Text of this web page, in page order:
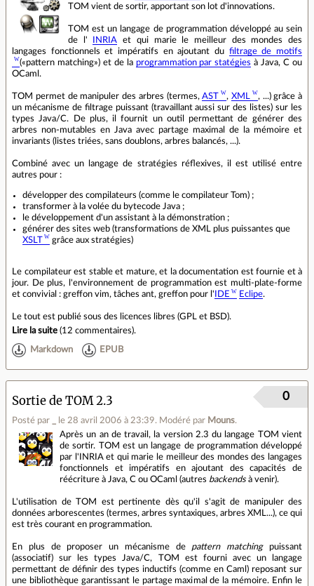
TOM vient de sortir, apportant son lot d'innovations.
TOM est un langage de programmation développé au sein
de l'
INRIA et qui marie le meilleur des mondes des
langages fonctionnels et impératifs en ajoutant du filtrage de motifs
(«pattern matching») et de la programmation par statégies à Java, C ou
OCaml.
TOM permet de manipuler des arbres (termes,AST , XML
, ...) grâce à
un mécanisme de filtrage puissant (travaillant aussi sur des listes) sur les
types Java/C. De plus, il fournit un outil permettant de générer des
arbres non-mutables en Java avec partage maximal de la mémoire et
invariants (listes triées, sans doublons, arbres balancés, ...).
Combiné avec un langage de stratégies réflexives, il est utilisé entre
autres pour :
développer des compilateurs (comme le compilateur Tom) ;
transformer à la volée du bytecode Java ;
le développement d'un assistant à la démonstration ;
générer des sites web (transformations de XML plus puissantes que
XSLT
grâce aux stratégies)
Le compilateur est stable et mature, et la documentation est fournie et à
jour. De plus, l'environnement de programmation est multi-plate-forme
et convivial : greffon vim, tâches ant, greffon pour l' IDE Eclipe.
Le tout est publié sous des licences libres (GPL et BSD).
Lire la suite (12 commentaires).
Markdown EPUB
Sortie de TOM 2.3
Posté par le 28 avril 2006 à 23:39. Modéré par Mouns.
0
Après un an de travail, la version 2.3 du langage TOM vient
de sortir. TOM est un langage de programmation développé
par l'INRIA et qui marie le meilleur des mondes des langages
fonctionnels et impératifs en ajoutant des capacités de
réécriture à Java, C ou OCaml (autres backendsà venir).
L'utilisation de TOM est pertinente dès qu'il s'agit de manipuler des
données arborescentes (termes, arbres syntaxiques, arbres XML...), ce qui
est très courant en programmation.
En plus de proposer un mécanisme de pattern matchingpuissant
(associatif) sur les types Java/C, TOM est fourni avec un langage
permettant de définir des types inductifs (comme en Caml) reposant sur
une bibliothèque garantissant le partage maximal de la mémoire. Enfin le